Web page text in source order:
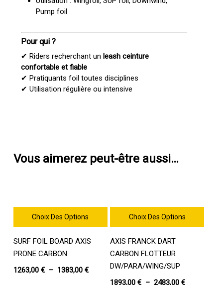
Pump foil
Pour qui ?
✔ Riders recherchant un leash ceinture
confortable et fiable
✔ Pratiquants foil toutes disciplines
✔ Utilisation régulière ou intensive
Vous aimerez peut-être aussi…
Choix Des Options
produit
a
plusieurs
variations.
SURF FOIL BOARD AXIS
PRONE CARBON
1263,00 € – 1383,00 €Plage
Choix Des Options
produit
a
plusieurs
AXIS FRANCK DART
CARBON FLOTTEUR
DW/PARA/WING/SUP
1893,00€ – 2483,00€Plage